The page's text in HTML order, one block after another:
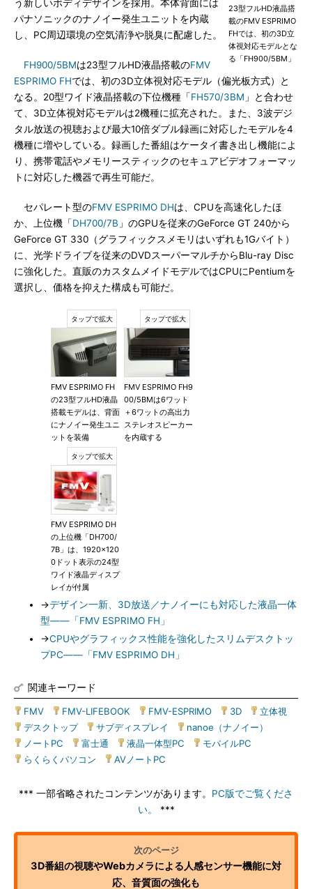
23型フルHD液晶搭
載のFMV ESPRIMO
FHでは、初の3D立
体視対応モデルとな
る「FH900/5BM」
う新しいボディデザインを採用。本体背面には
パナソニックのナノイー発生ユニットを内蔵
し、PC周辺環境の空気清浄や脱臭に配慮した。
FH900/5BMは23型フルHD液晶搭載のFMV
ESPRIMO FHでは、初の3D立体視対応モデル（偏光板方式）と
なる。20型ワイド液晶搭載の下位機種「FH570/3BM 」と合わせ
て、3D立体視対応モデルは2機種に拡充された。また、3波デジ
タル放送の視聴および最大10倍ダブル録画に対応したモデルを4
機種に増やしている。録画した番組はケータイ書き出し機能によ
り、携帯電話やメモリースティックのセキュアビデオフォーマッ
トに対応した機器で再生可能だ。
セパレート型のFMV ESPRIMO DHは、CPUを高速化したほ
か、上位機「DH700/7B 」のGPUを従来のGeForce GT 240から
GeForce GT 330（グラフィックスメモリはいずれも1Gバイト）
に、光学ドライブを従来のDVDスーパーマルチからBlu-ray Disc
に強化した。直販のカスタムメイドモデルではCPUにPentiumを
選択し、価格を抑えた構成も可能だ。
FMV ESPRIMO FH
の23型フルHD液晶
搭載モデルは、背面
にナノイー発生ユニ
ットを装備
FMV ESPRIMO FH9
00/5BMは6ワット
＋6ワットの高出力
ステレオスピーカー
を内蔵する
FMV ESPRIMO DH
の上位機「DH700/
7B」は、1920×120
0ドット表示の24型
ワイド液晶ディスプ
レイが付属
→デザイン一新、3D放送／ナノイーにも対応した液晶一体
型――「FMV ESPRIMO FH」
→CPUやグラフィックス性能を強化したスリムデスクトッ
プPC――「FMV ESPRIMO DH」
関連キーワード
FMV FMV-LIFEBOOK FMV-ESPRIMO 3D 立体視
デスクトップ| サブディスプレイ nanoe（ナノイー）
ノートPC
富士通 液晶一体型PC モバイルPC
らくらくパソコン
AVノートPC
*** 一部省略されたコンテンツがあります。 PC版でご覧くださ
い。
***
3D番組の視聴やWebカメラによる人感センサー機能に対
応、音質面の強化も